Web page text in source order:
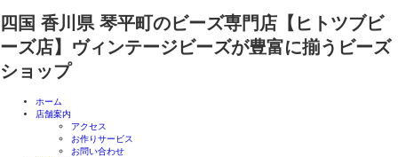
四国 香川県 琴平町のビーズ専門店【ヒトツブビ
ーズ店】ヴィンテージビーズが豊富に揃うビーズ
ショップ
ホーム
店舗案内
アクセス
お作りサービス
お問い合わせ